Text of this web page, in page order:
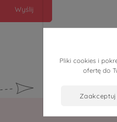
Wyślij
Pliki cookies i
ofertę do